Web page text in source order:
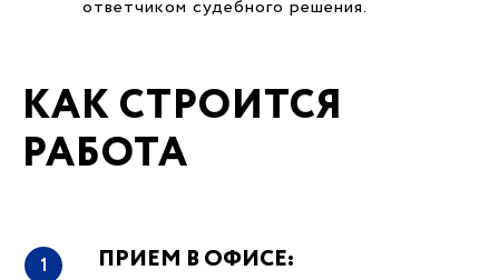
ответчиком судебного решения.
КАК СТРОИТСЯ
РАБОТА
1 ПРИЕМ В ОФИСЕ: